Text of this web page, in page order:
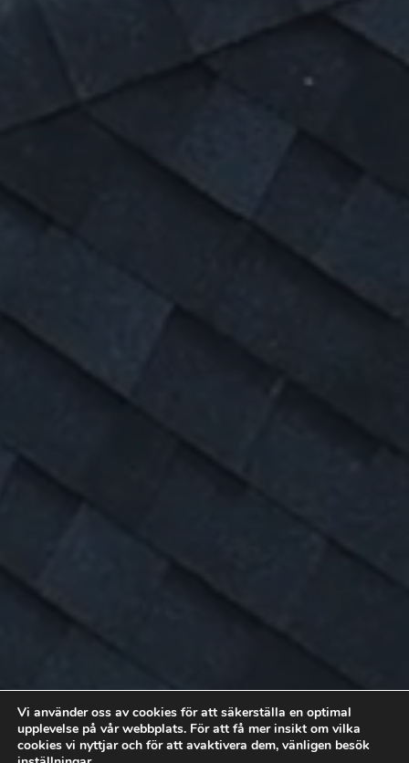
Papptak reparation Umeå
Vi använder oss av cookies för att säkerställa en optimal
upplevelse på vår webbplats. För att få mer insikt om vilka
cookies vi nyttjar och för att avaktivera dem, vänligen besök